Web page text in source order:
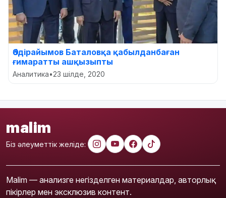
Әбдірайымов Баталовқа қабылданбаған
ғимаратты ашқызыпты
Аналитика•23 шілде, 2020
malim
Біз әлеуметтік желіде:
Malim — анализге негізделген материалдар, авторлық
пікірлер мен эксклюзив контент.